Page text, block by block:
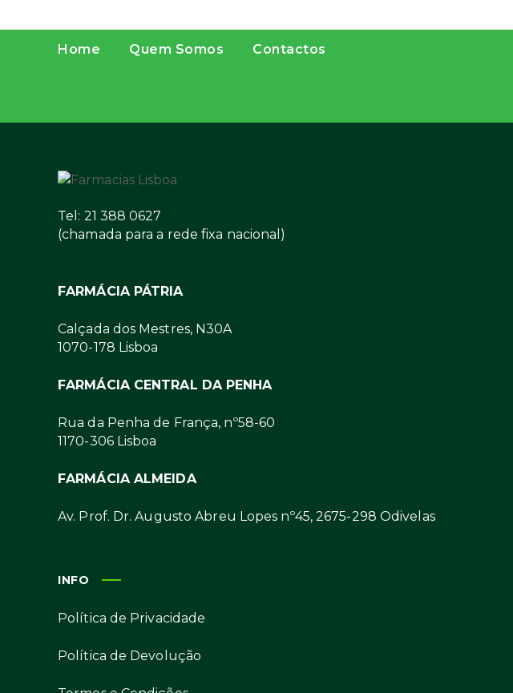
Home Quem Somos Contactos
Tel: 21 388 0627
(chamada para a rede fixa nacional)
FARMÁCIA PÁTRIA
Calçada dos Mestres, N30A
1070-178 Lisboa
FARMÁCIA CENTRAL DA PENHA
Rua da Penha de França, nº58-60
1170-306 Lisboa
FARMÁCIA ALMEIDA
Av. Prof. Dr. Augusto Abreu Lopes nº45, 2675-298 Odivelas
INFO
Política de Privacidade
Política de Devolução